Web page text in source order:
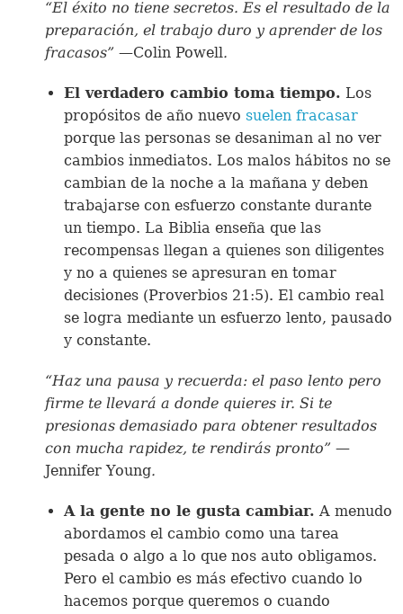
“El éxito no tiene secretos. Es el resultado de la
preparación, el trabajo duro y aprender de los
fracasos” —Colin Powell.
El verdadero cambio toma tiempo. Los
propósitos de año nuevo suelen fracasar
porque las personas se desaniman al no ver
cambios inmediatos. Los malos hábitos no se
cambian de la noche a la mañana y deben
trabajarse con esfuerzo constante durante
un tiempo. La Biblia enseña que las
recompensas llegan a quienes son diligentes
y no a quienes se apresuran en tomar
decisiones (Proverbios 21:5). El cambio real
se logra mediante un esfuerzo lento, pausado
y constante.
“Haz una pausa y recuerda: el paso lento pero
firme te llevará a donde quieres ir. Si te
presionas demasiado para obtener resultados
con mucha rapidez, te rendirás pronto” —
Jennifer Young.
A la gente no le gusta cambiar. A menudo
abordamos el cambio como una tarea
pesada o algo a lo que nos auto obligamos.
Pero el cambio es más efectivo cuando lo
hacemos porque queremos o cuando